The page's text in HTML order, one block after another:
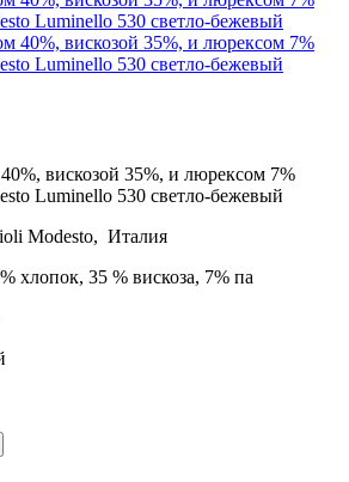
вискозой 35%, и люрексом 7%
Luminello 530 светло-бежевый
Мodesto, Италия
хлопок, 35 % вискоза, 7% па